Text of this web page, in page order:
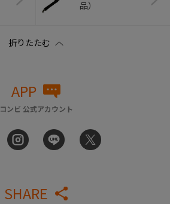
品）
APP
コンビ 公式アカウント
SHARE